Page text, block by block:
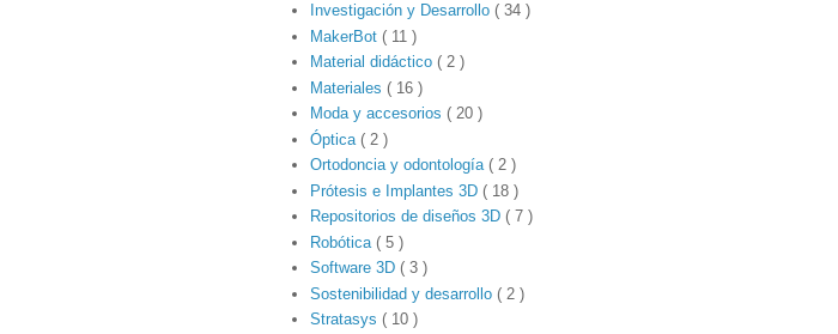
Investigación y Desarrollo( 34 )
MakerBot( 11 )
Material didáctico( 2 )
Materiales( 16 )
Moda y accesorios( 20 )
Óptica( 2 )
Ortodoncia y odontología( 2 )
Prótesis e Implantes 3D( 18 )
Repositorios de diseños 3D( 7 )
Robótica( 5 )
Software 3D( 3 )
Sostenibilidad y desarrollo( 2 )
Stratasys( 10 )